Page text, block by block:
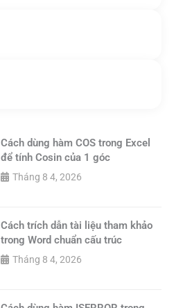
Cách dùng hàm COS trong Excel
để tính Cosin của 1 góc
Tháng 8 4, 2026
Cách trích dẫn tài liệu tham khảo
trong Word chuẩn cấu trúc
Tháng 8 4, 2026